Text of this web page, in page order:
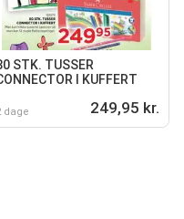
STK. TUSSER
I KUFFERT
dage 249,95 kr.